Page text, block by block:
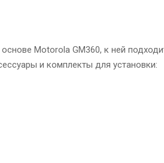
Motorola GM360, к ней
и комплекты для установки: